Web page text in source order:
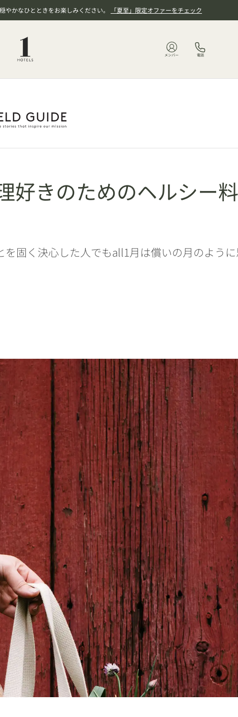
かなひとときをお楽しみください。 「夏至」限定オファーをチェック
メンバー 電話
好きのためのヘルシー
固く決心した人でもall1月は償いの月のように